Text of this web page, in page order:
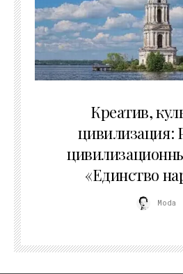
Креатив,
цивилизация:
«Единство
Moda